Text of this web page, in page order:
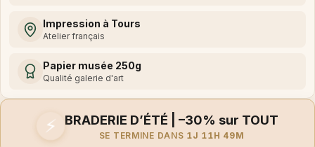
Impression à Tours
Atelier français
Papier musée 250g
Qualité galerie d'art
⚡ BRADERIE D’ÉTÉ | –30% sur TOUT
SE TERMINE DANS 1J 11H 49M